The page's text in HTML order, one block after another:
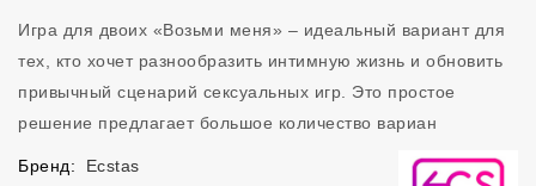
Игра для двоих «Возьми меня» – идеальный вариант для
тех, кто хочет разнообразить интимную жизнь и обновить
привычный сценарий сексуальных игр. Это простое
решение предлагает большое количество вариан
Бренд:
Ecstas